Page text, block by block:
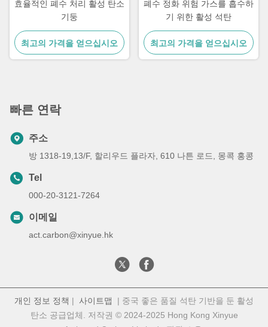
효율적인 폐수 처리 활성 탄소
기둥
최고의 가격을 얻으십시오
폐수 정화 위험 가스를 흡수하
기 위한 활성 석탄
최고의 가격을 얻으십시오
빠른 연락
주소
방 1318-19,13/F, 할리우드 플라자, 610 나튼 로드, 몽콕 홍콩
Tel
000-20-3121-7264
이메일
act.carbon@xinyue.hk
개인 정보 정책 | 사이트맵
| 중국 좋은 품질 석탄 기반을 둔 활성
탄소 공급업체. 저작권 © 2024-2025 Hong Kong Xinyue